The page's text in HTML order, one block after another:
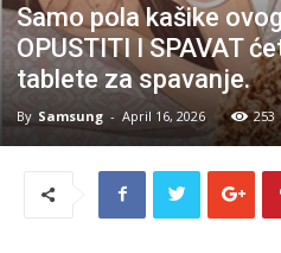
Samo pola kašike
OPUSTITI I SPAVAT
tablete za spavanje.
By Samsung - April 16, 2026 253